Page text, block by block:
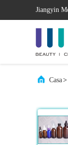
Jiangyin
Casa>